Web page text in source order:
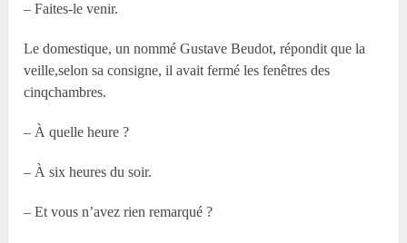
– Faites-le venir.
Le domestique, un nommé Gustave Beudot, répondit que la
veille,selon sa consigne, il avait fermé les fenêtres des
cinqchambres.
– À quelle heure ?
– À six heures du soir.
– Et vous n’avez rien remarqué ?